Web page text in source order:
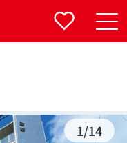
1/14